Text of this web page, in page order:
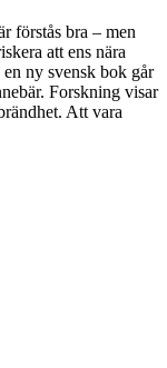
förstås bra – men
att ens nära
ny svensk bok går
Forskning visar
Att vara